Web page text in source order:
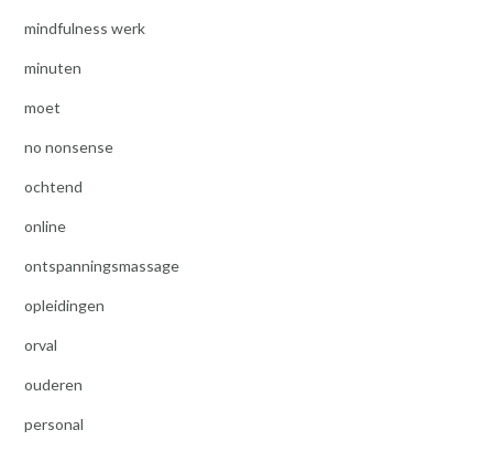
mindfulness werk
minuten
moet
no nonsense
ochtend
online
ontspanningsmassage
opleidingen
orval
ouderen
personal